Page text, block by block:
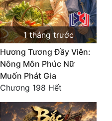
1 tháng trước
Hương Tương Đầy Viên:
Nông Môn Phúc Nữ
Muốn Phát Gia
Chương 198 Hết